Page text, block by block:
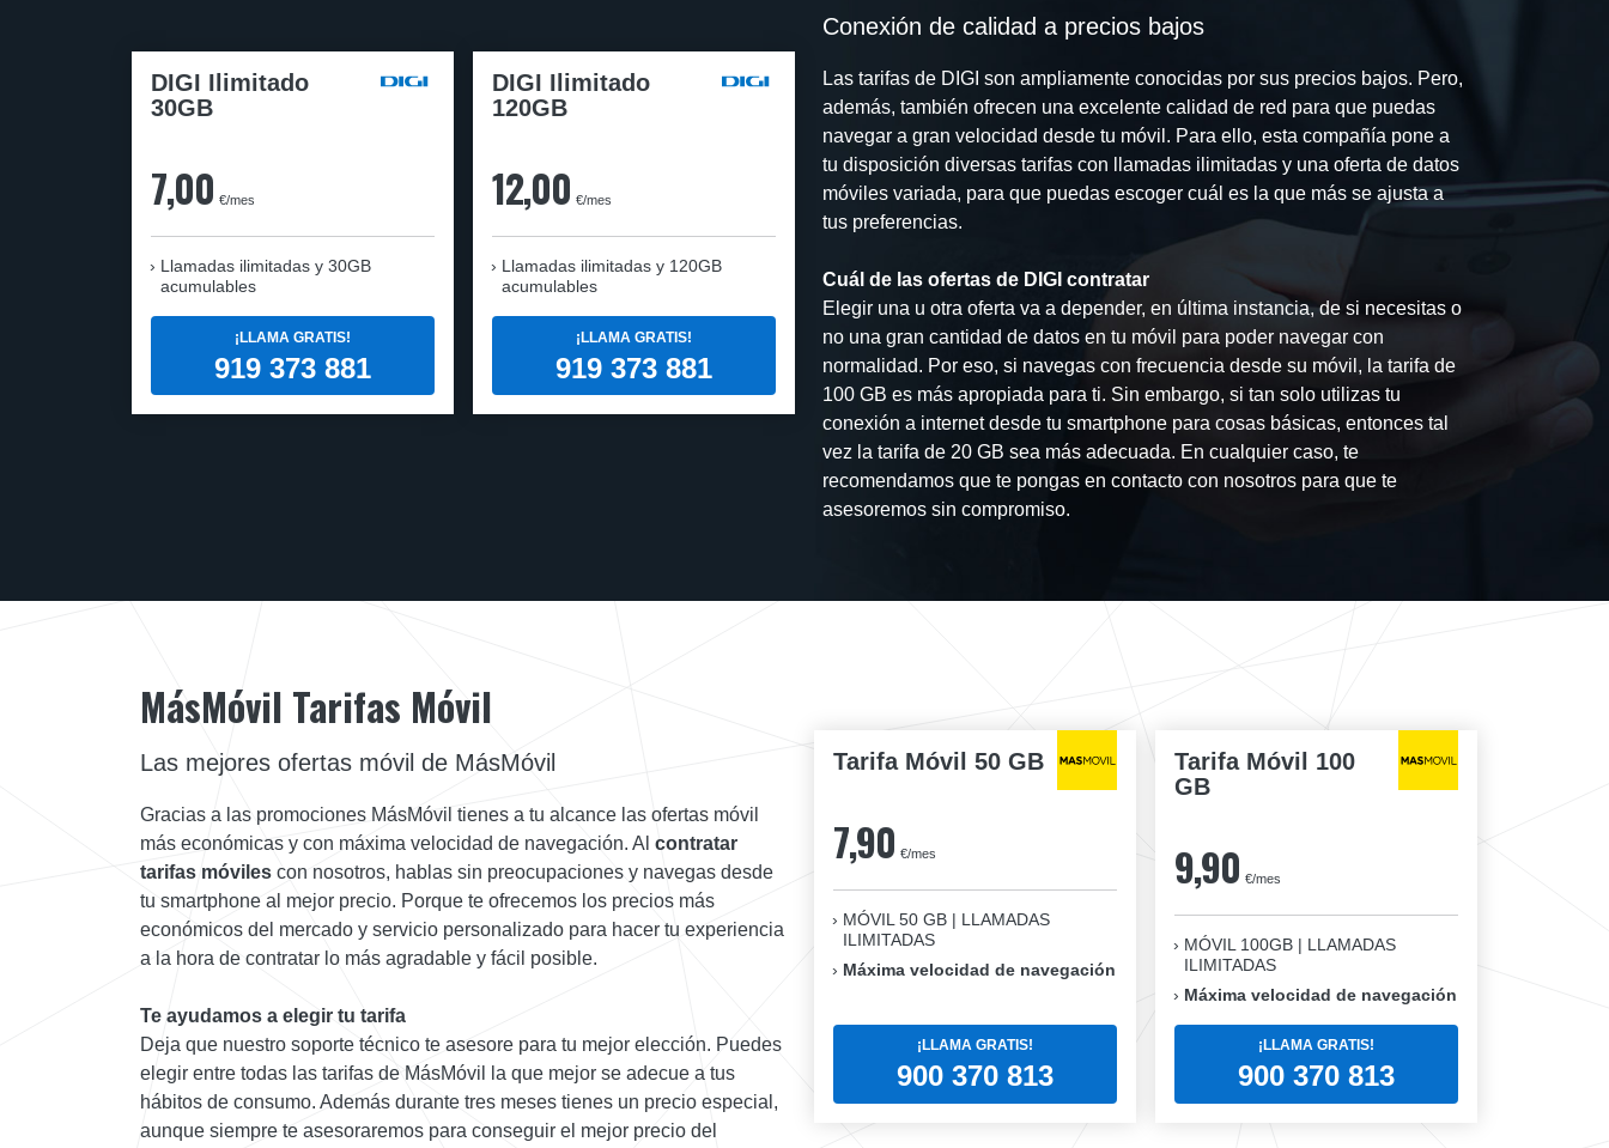
DIGI Ilimitado
30GB
7,00 €/mes
Llamadas ilimitadas y 30GB
acumulables
¡LLAMA GRATIS!
919 373 881
DIGI Ilimitado
120GB
12,00 €/mes
Llamadas ilimitadas y 120GB
acumulables
¡LLAMA GRATIS!
919 373 881
Conexión de calidad a precios bajos
Las tarifas de DIGI son ampliamente conocidas por sus precios bajos. Pero,
además, también ofrecen una excelente calidad de red para que puedas
navegar a gran velocidad desde tu móvil. Para ello, esta compañía pone a
tu disposición diversas tarifas con llamadas ilimitadas y una oferta de datos
móviles variada, para que puedas escoger cuál es la que más se ajusta a
tus preferencias.
Cuál de las ofertas de DIGI contratar
Elegir una u otra oferta va a depender, en última instancia, de si necesitas o
no una gran cantidad de datos en tu móvil para poder navegar con
normalidad. Por eso, si navegas con frecuencia desde su móvil, la tarifa de
100 GB es más apropiada para ti. Sin embargo, si tan solo utilizas tu
conexión a internet desde tu smartphone para cosas básicas, entonces tal
vez la tarifa de 20 GB sea más adecuada. En cualquier caso, te
recomendamos que te pongas en contacto con nosotros para que te
asesoremos sin compromiso.
Tarifa Móvil 50 GB
7,90 €/mes
MÓVIL 50 GB | LLAMADAS
ILIMITADAS
Máxima velocidad de navegación
¡LLAMA GRATIS!
900 370 813
Tarifa Móvil 100
GB
9,90 €/mes
MÓVIL 100GB | LLAMADAS
ILIMITADAS
Máxima velocidad de navegación
¡LLAMA GRATIS!
900 370 813
MásMóvil Tarifas Móvil
Las mejores ofertas móvil de MásMóvil
Gracias a las promociones MásMóvil tienes a tu alcance las ofertas móvil
más económicas y con máxima velocidad de navegación. Al contratar
tarifas móviles con nosotros, hablas sin preocupaciones y navegas desde
tu smartphone al mejor precio. Porque te ofrecemos los precios más
económicos del mercado y servicio personalizado para hacer tu experiencia
a la hora de contratar lo más agradable y fácil posible.
Te ayudamos a elegir tu tarifa
Deja que nuestro soporte técnico te asesore para tu mejor elección. Puedes
elegir entre todas las tarifas de MásMóvil la que mejor se adecue a tus
hábitos de consumo. Además durante tres meses tienes un precio especial,
aunque siempre te asesoraremos para conseguir el mejor precio del